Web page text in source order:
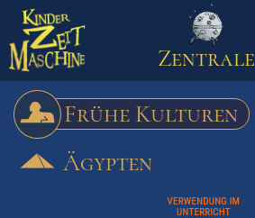
Spiel
Zentrale
Frühe Kulturen
Ägypten